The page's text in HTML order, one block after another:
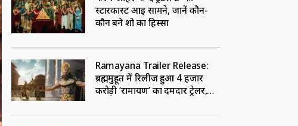
स्टारकास्ट आई सामने, जानें कौन-
कौन बने शो का हिस्सा
Ramayana Trailer Release:
ब्रह्ममुहूर्त में रिलीज हुआ 4 हजार
करोड़ी ‘रामायण’ का दमदार ट्रेलर,